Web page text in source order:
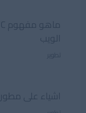
الويب
تطوير
اشياء على